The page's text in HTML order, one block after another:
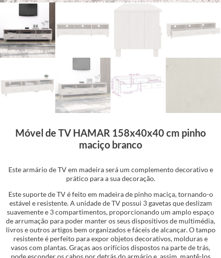
Móvel de TV HAMAR 158x40x40 cm pinho
maciço branco
Este armário de TV em madeira será um complemento decorativo e
prático para a sua decoração.
Este suporte de TV é feito em madeira de pinho maciça, tornando-o
estável e resistente. A unidade de TV possui 3 gavetas que deslizam
suavemente e 3 compartimentos, proporcionando um amplo espaço
de arrumação para poder manter os seus dispositivos de multimédia,
livros e outros artigos bem organizados e fáceis de alcançar. O tampo
resistente é perfeito para expor objetos decorativos, molduras e
vasos com plantas. Graças aos orifícios dispostos na parte de trás,